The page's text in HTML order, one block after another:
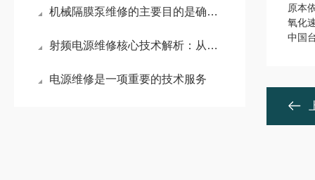
机械隔膜泵维修的主要目的是确保泵的正常运行和延长其使用寿命
射频电源维修核心技术解析：从电弧防护到精准阻抗匹配
电源维修是一项重要的技术服务
原本
氧化
中国